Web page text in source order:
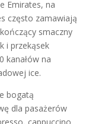
Emirates, na
często zamawiają
smaczny
i przekąsek
kanałów na
ice.
bogatą
dla pasażerów